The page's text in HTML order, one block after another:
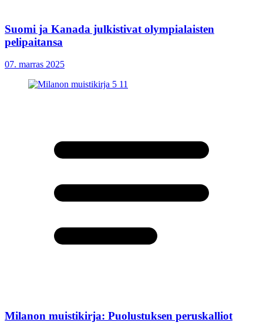
Suomi ja Kanada julkistivat olympialaisten
pelipaitansa
07. marras 2025
Milanon muistikirja: Puolustuksen peruskalliot